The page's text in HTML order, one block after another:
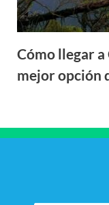
Cómo llegar
mejor opción